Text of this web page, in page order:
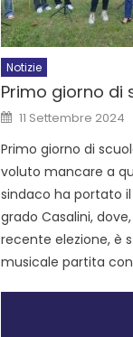
Notizie
Primo giorno di
11 Settembre 2024
Primo giorno di
voluto mancare a
sindaco ha portato
grado Casalini,
recente elezione, è
musicale partita con